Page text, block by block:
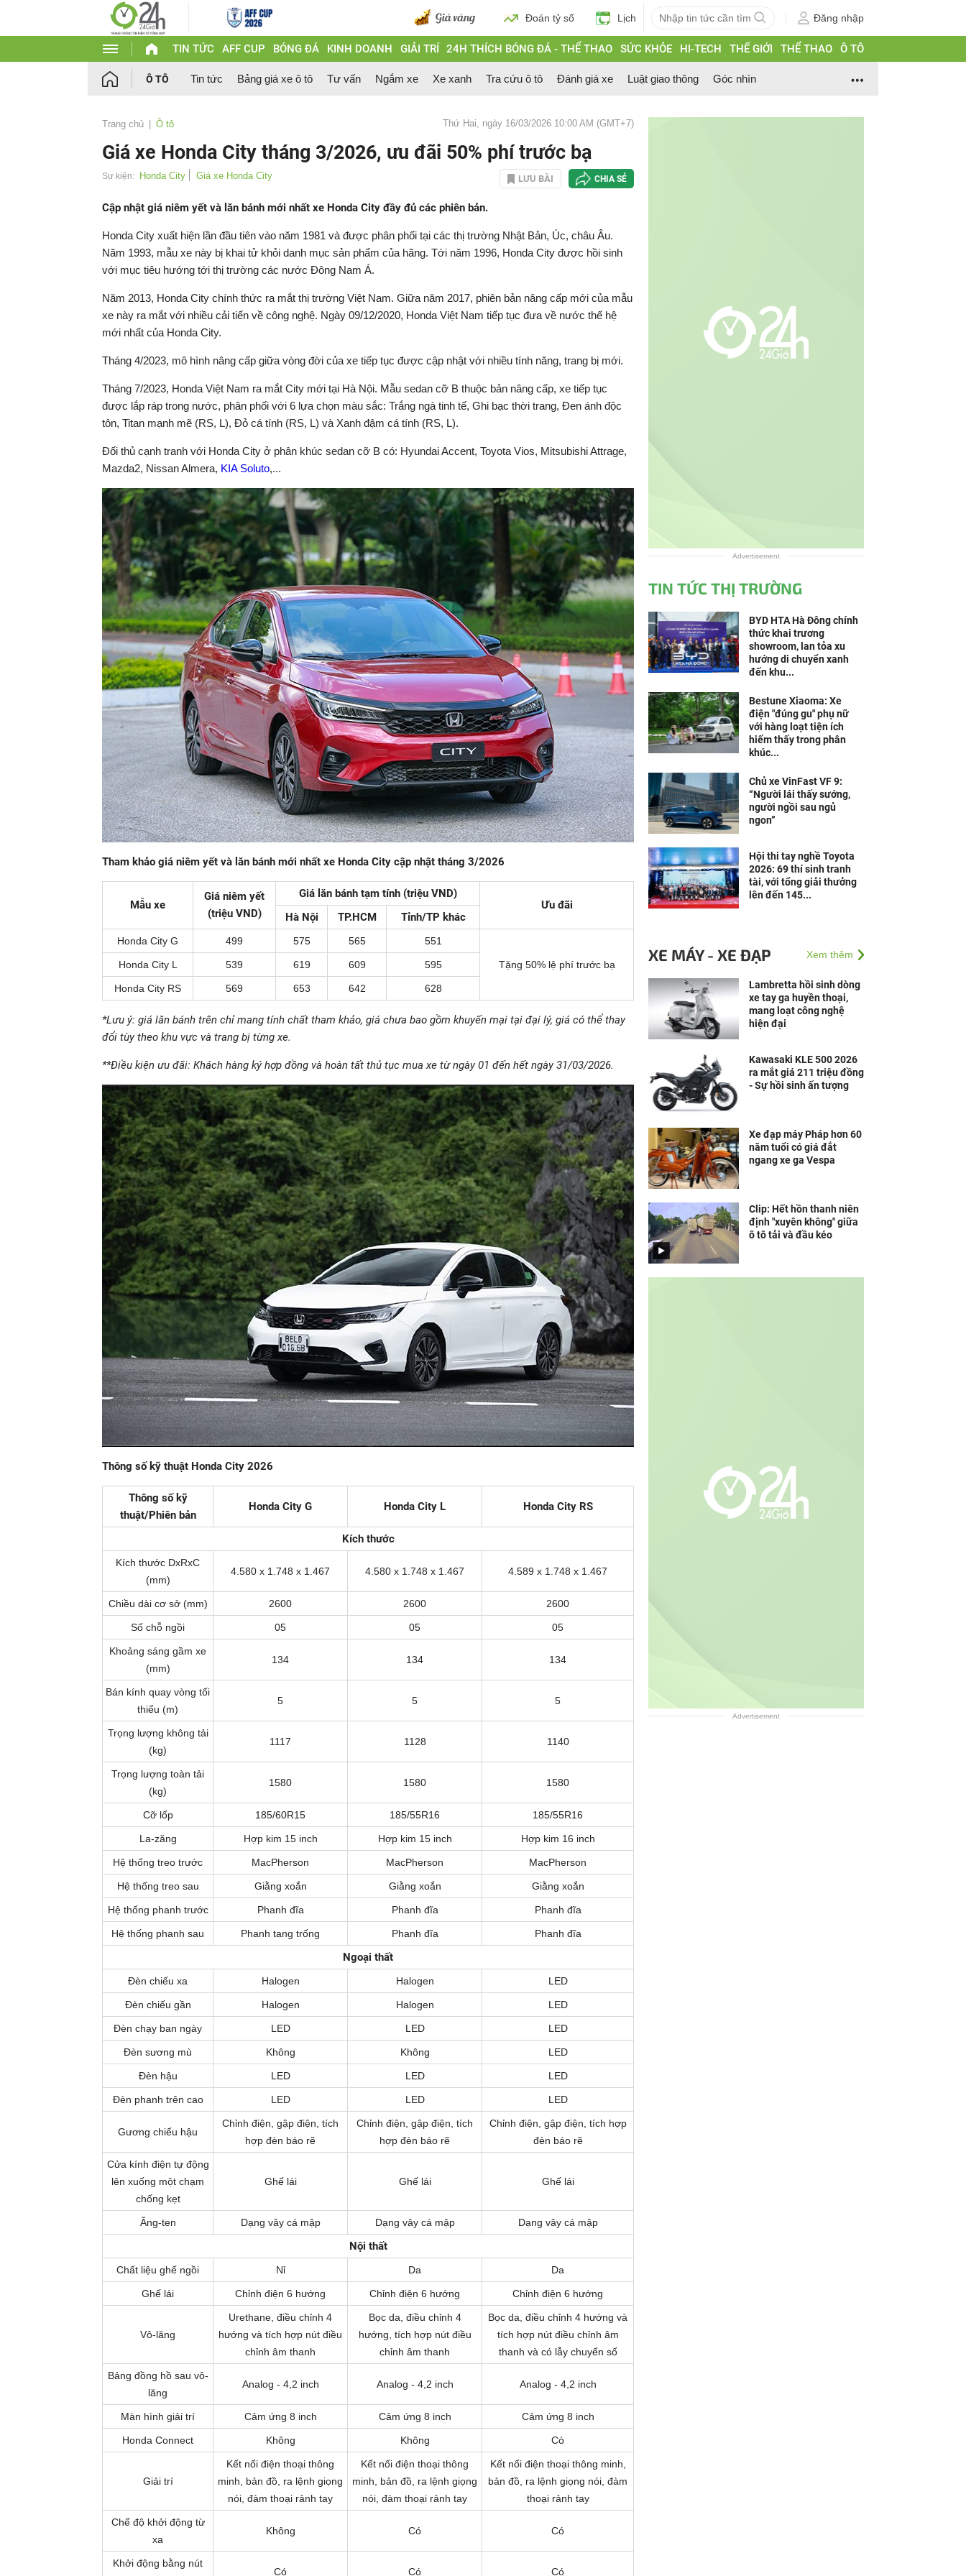
Đoán tỷ số Lịch Đăng nhập
TIN TỨC AFF CUP BÓNG ĐÁ KINH DOANH GIẢI TRÍ 24H THÍCH BÓNG ĐÁ - THỂ THAO SỨC KHỎE HI-TECH THẾ GIỚI THỂ THAO Ô TÔ
Ô TÔ Tin tức Bảng giá xe ô tô Tư vấn Ngắm xe Xe xanh Tra cứu ô tô Đánh giá xe Luật giao thông Góc nhìn
Trang chủ Ô tô Thứ Hai, ngày 16/03/2026 10:00 AM (GMT+7)
Giá xe Honda City tháng 3/2026, ưu đãi 50% phí trước bạ
Sự kiện: Honda City Giá xe Honda City LƯU BÀI CHIA SẺ
Cập nhật giá niêm yết và lăn bánh mới nhất xe Honda City đầy đủ các phiên bản.
Honda City xuất hiện lần đầu tiên vào năm 1981 và được phân phối tại các thị trường Nhật Bản, Úc, châu Âu.
Năm 1993, mẫu xe này bị khai tử khỏi danh mục sản phẩm của hãng. Tới năm 1996, Honda City được hồi sinh
với mục tiêu hướng tới thị trường các nước Đông Nam Á.
Năm 2013, Honda City chính thức ra mắt thị trường Việt Nam. Giữa năm 2017, phiên bản nâng cấp mới của mẫu
xe này ra mắt với nhiều cải tiến về công nghệ. Ngày 09/12/2020, Honda Việt Nam tiếp tục đưa về nước thế hệ
mới nhất của Honda City.
Tháng 4/2023, mô hình nâng cấp giữa vòng đời của xe tiếp tục được cập nhật với nhiều tính năng, trang bị mới.
Tháng 7/2023, Honda Việt Nam ra mắt City mới tại Hà Nội. Mẫu sedan cỡ B thuộc bản nâng cấp, xe tiếp tục
được lắp ráp trong nước, phân phối với 6 lựa chọn màu sắc: Trắng ngà tinh tế, Ghi bạc thời trang, Đen ánh độc
tôn, Titan mạnh mẽ (RS, L), Đỏ cá tính (RS, L) và Xanh đậm cá tính (RS, L).
Đối thủ cạnh tranh với Honda City ở phân khúc sedan cỡ B có: Hyundai Accent, Toyota Vios, Mitsubishi Attrage,
Mazda2, Nissan Almera, KIA Soluto,...
Tham khảo giá niêm yết và lăn bánh mới nhất xe Honda City cập nhật tháng 3/2026
Mẫu xe
Giá niêm yết
(triệu VND)
Giá lăn bánh tạm tính (triệu VND)
Ưu đãi
Hà Nội
TP.HCM Tỉnh/TP khác
Honda City G 499 575 565 551
Tặng 50% lệ phí trước bạ
Honda City L 539 619 609 595
Honda City RS 569 653 642 628
*Lưu ý: giá lăn bánh trên chỉ mang tính chất tham khảo, giá chưa bao gồm khuyến mại tại đại lý, giá có thể thay
đổi tùy theo khu vực và trang bị từng xe.
**Điều kiện ưu đãi: Khách hàng ký hợp đồng và hoàn tất thủ tục mua xe từ ngày 01 đến hết ngày 31/03/2026.
Thông số kỹ thuật Honda City 2026
Thông số kỹ
thuật/Phiên bản
Honda City G Honda City L Honda City RS
Kích thước
Kích thước DxRxC
(mm)
4.580 x 1.748 x 1.467 4.580 x 1.748 x 1.467 4.589 x 1.748 x 1.467
Chiều dài cơ sở (mm) 2600 2600 2600
Số chỗ ngồi 05 05 05
Khoảng sáng gầm xe
(mm)
134 134 134
Bán kính quay vòng tối
thiểu (m)
5 5 5
Trọng lượng không tải
(kg)
1117 1128 1140
Trọng lượng toàn tải
(kg)
1580 1580 1580
Cỡ lốp 185/60R15 185/55R16 185/55R16
La-zăng Hợp kim 15 inch Hợp kim 15 inch Hợp kim 16 inch
Hệ thống treo trước MacPherson MacPherson MacPherson
Hệ thống treo sau Giằng xoắn Giằng xoắn Giằng xoắn
Hệ thống phanh trước Phanh đĩa Phanh đĩa Phanh đĩa
Hệ thống phanh sau Phanh tang trống Phanh đĩa Phanh đĩa
Ngoại thất
Đèn chiếu xa Halogen Halogen LED
Đèn chiếu gần Halogen Halogen LED
Đèn chạy ban ngày LED LED LED
Đèn sương mù Không Không LED
Đèn hậu LED LED LED
Đèn phanh trên cao LED LED LED
Gương chiếu hậu
Chỉnh điện, gập điện, tích
hợp đèn báo rẽ
Chỉnh điện, gập điện, tích
hợp đèn báo rẽ
Chỉnh điện, gập điện, tích hợp
đèn báo rẽ
Cửa kính điện tự động
lên xuống một chạm
chống kẹt
Ghế lái Ghế lái Ghế lái
Ăng-ten Dạng vây cá mập Dạng vây cá mập Dạng vây cá mập
Nội thất
Chất liệu ghế ngồi Nỉ Da Da
Ghế lái Chỉnh điện 6 hướng Chỉnh điện 6 hướng Chỉnh điện 6 hướng
Vô-lăng
Urethane, điều chỉnh 4
hướng và tích hợp nút điều
chỉnh âm thanh
Bọc da, điều chỉnh 4
hướng, tích hợp nút điều
chỉnh âm thanh
Bọc da, điều chỉnh 4 hướng và
tích hợp nút điều chỉnh âm
thanh và có lẫy chuyển số
Bảng đồng hồ sau vô-
lăng
Analog - 4,2 inch Analog - 4,2 inch Analog - 4,2 inch
Màn hình giải trí Cảm ứng 8 inch Cảm ứng 8 inch Cảm ứng 8 inch
Honda Connect Không Không Có
Giải trí
Kết nối điện thoại thông
minh, bản đồ, ra lệnh giọng
nói, đàm thoại rảnh tay
Kết nối điện thoại thông
minh, bản đồ, ra lệnh giọng
nói, đàm thoại rảnh tay
Kết nối điện thoại thông minh,
bản đồ, ra lệnh giọng nói, đàm
thoại rảnh tay
Chế độ khởi động từ
xa
Không Có Có
Khởi động bằng nút
Có Có Có
Advertisement
TIN TỨC THỊ TRƯỜNG
BYD HTA Hà Đông chính
thức khai trương
showroom, lan tỏa xu
hướng di chuyển xanh
đến khu...
Bestune Xiaoma: Xe
điện "đúng gu" phụ nữ
với hàng loạt tiện ích
hiếm thấy trong phân
khúc...
Chủ xe VinFast VF 9:
“Người lái thấy sướng,
người ngồi sau ngủ
ngon”
Hội thi tay nghề Toyota
2026: 69 thí sinh tranh
tài, với tổng giải thưởng
lên đến 145...
XE MÁY - XE ĐẠP Xem thêm
Lambretta hồi sinh dòng
xe tay ga huyền thoại,
mang loạt công nghệ
hiện đại
Kawasaki KLE 500 2026
ra mắt giá 211 triệu đồng
- Sự hồi sinh ấn tượng
Xe đạp máy Pháp hơn 60
năm tuổi có giá đắt
ngang xe ga Vespa
Clip: Hết hồn thanh niên
định "xuyên không" giữa
ô tô tải và đầu kéo
Advertisement